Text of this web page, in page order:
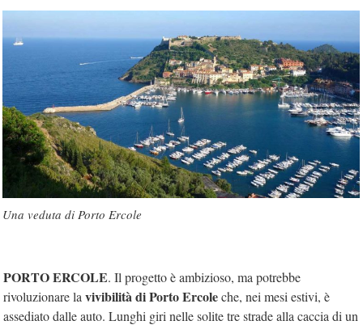
Una veduta di Porto Ercole
PORTO ERCOLE. Il progetto è ambizioso, ma potrebbe
rivoluzionare la vivibilità di Porto Ercoleche, nei mesi estivi, è
assediato dalle auto. Lunghi giri nelle solite tre strade alla caccia di un